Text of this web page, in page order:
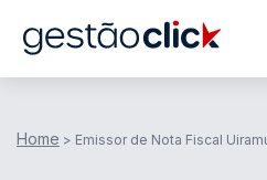
Home > Emissor de Nota Fiscal